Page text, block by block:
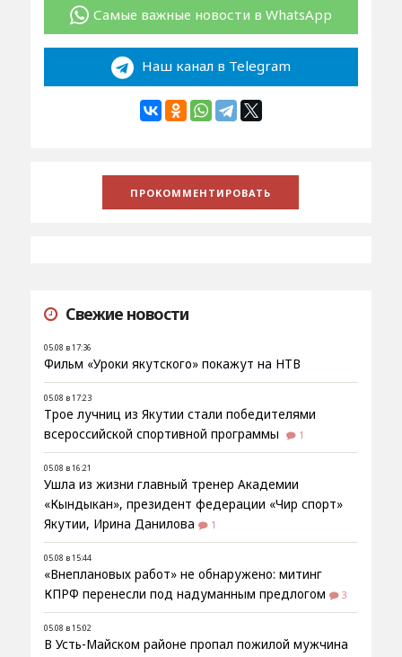
Самые важные новости в WhatsApp
Наш канал в Telegram
Свежие новости
05.08 в 17:36
Фильм «Уроки якутского» покажут на НТВ
05.08 в 17:23
Трое лучниц из Якутии стали победителями
всероссийской спортивной программы
1
05.08 в 16:21
Ушла из жизни главный тренер Академии
«Кындыкан», президент федерации «Чир спорт»
Якутии, Ирина Данилова
1
05.08 в 15:44
«Внеплановых работ» не обнаружено: митинг
КПРФ перенесли под надуманным предлогом
3
05.08 в 15:02
В Усть-Майском районе пропал пожилой мужчина